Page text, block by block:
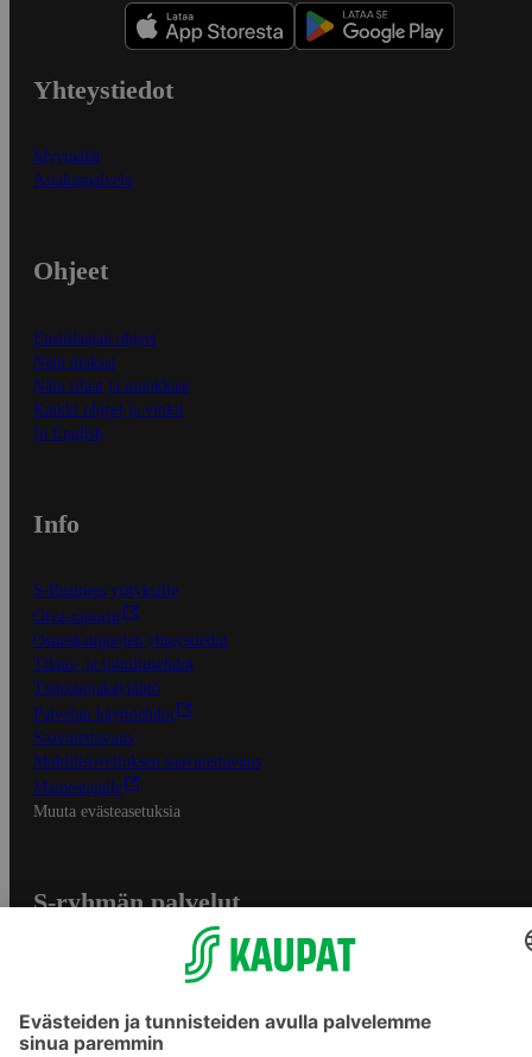
Yhteystiedot
Myymälät
Asiakaspalvelu
Ohjeet
Ensitilaajan ohjeet
Näin maksat
Näin tilaat ja muokkaat
Kaikki ohjeet ja vinkit
In English
Info
S-Business yrityksille
Oiva-raportit
Osuuskauppojen yhteystiedot
Tilaus- ja toimitusehdot
Tietosuojakäytäntö
Palvelun käyttöehdot
Saavutettavuus
Mobiilisovelluksen saavutettavuus
Mainostajalle
Muuta evästeasetuksia
S-ryhmän palvelut
Yhteishyvä Ruoka -sovellus
S-ostoslista -sovellus